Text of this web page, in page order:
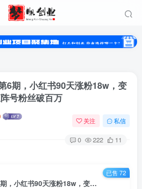
6期，小红书90天涨粉18w，变
号粉丝破百万
关注 私信
0 222 11
2023小红书特训第6期，小红书90天涨粉18w，变现10w+，半年矩阵号粉丝破百万
已售 72
录 或注册